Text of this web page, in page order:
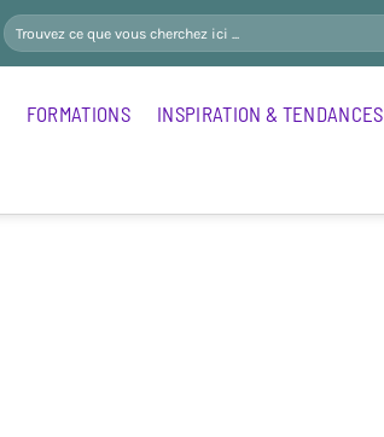
FORMATIONS INSPIRATION & TENDANCES